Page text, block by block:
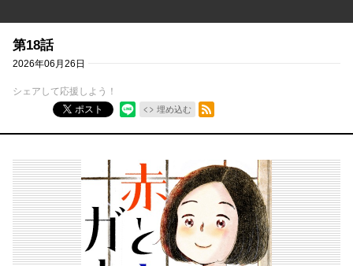
第18話
2026年06月26日
シェアして応援しよう！
ポスト
埋め込む
RSSフィード